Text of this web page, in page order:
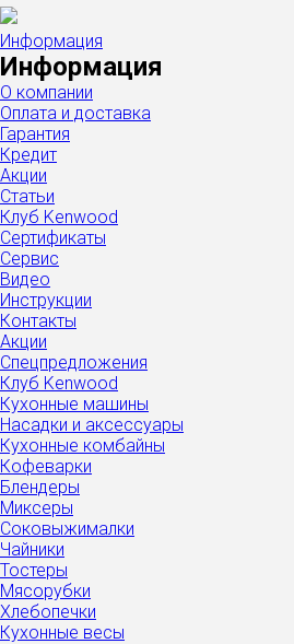
Информация
Информация
О компании
Оплата и доставка
Гарантия
Кредит
Акции
Статьи
Клуб Kenwood
Сертификаты
Сервис
Видео
Инструкции
Контакты
Акции
Спецпредложения
Клуб Kenwood
Кухонные машины
Насадки и аксессуары
Кухонные комбайны
Кофеварки
Блендеры
Миксеры
Соковыжималки
Чайники
Тостеры
Мясорубки
Хлебопечки
Кухонные весы